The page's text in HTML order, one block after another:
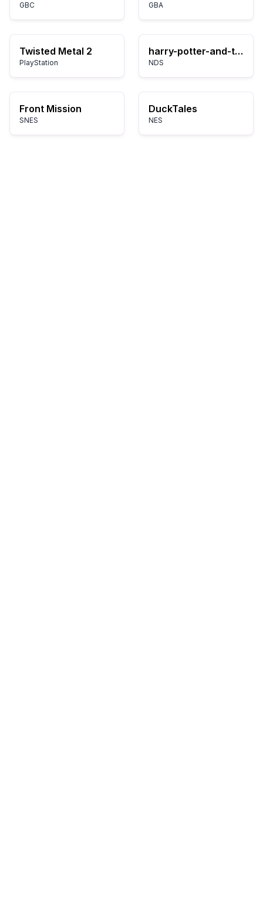
GBC GBA
Twisted Metal 2
PlayStation
harry-potter-and-the-deathly-hallows-part-1
NDS
Front Mission
SNES
DuckTales
NES